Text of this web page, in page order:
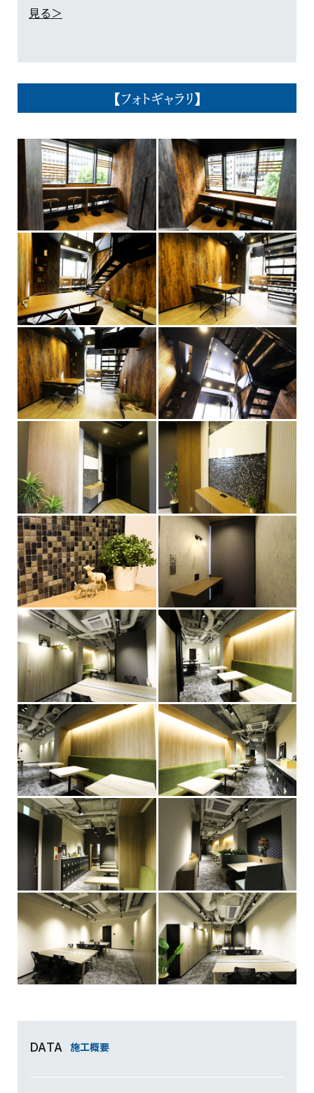
見る＞
【フォトギャラリ】
DATA 施工概要